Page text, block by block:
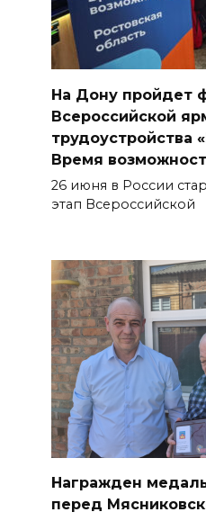
На Дону пройдет
Всероссийской
трудоустройства
Время
26 июня в России
этап Всероссийской
Награжден
перед